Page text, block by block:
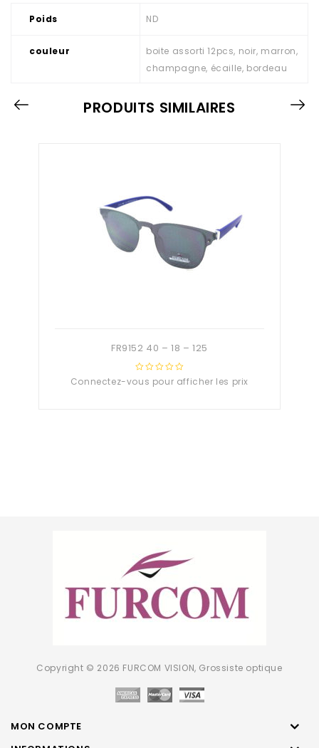
Poids ND
couleur
boite assorti 12pcs, noir, marron,
champagne, écaille, bordeau
PRODUITS SIMILAIRES
FR9152 40 – 18 – 125
0
Connectez-vous pour afficher les prix
Copyright © 2026 FURCOM VISION, Grossiste optique
MON COMPTE